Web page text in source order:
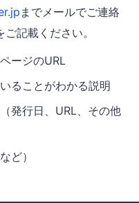
までメールでご連絡
記載ください。
ージのURL
ることがわかる説明
発行日、URL、その他
ど）